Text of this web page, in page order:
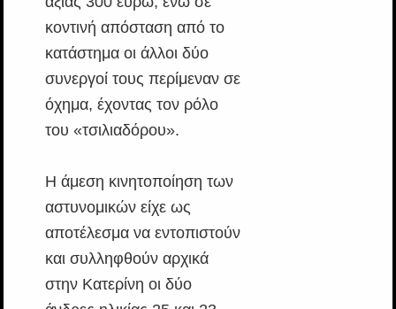
κοντινή απόσταση από το
κατάστημα οι άλλοι δύο
συνεργοί τους περίμεναν σε
όχημα, έχοντας τον ρόλο
του «τσιλιαδόρου».
Η άμεση κινητοποίηση των
αστυνομικών είχε ως
αποτέλεσμα να εντοπιστούν
και συλληφθούν αρχικά
στην Κατερίνη οι δύο